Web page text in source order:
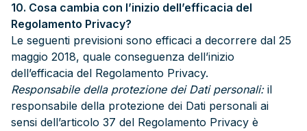
10. Cosa cambia con l’inizio dell’efficacia del
Regolamento Privacy?
Le seguenti previsioni sono efficaci a decorrere dal 25
maggio 2018, quale conseguenza dell’inizio
dell’efficacia del Regolamento Privacy.
Responsabile della protezione dei Dati personali:il
responsabile della protezione dei Dati personali ai
sensi dell’articolo 37 del Regolamento Privacy è